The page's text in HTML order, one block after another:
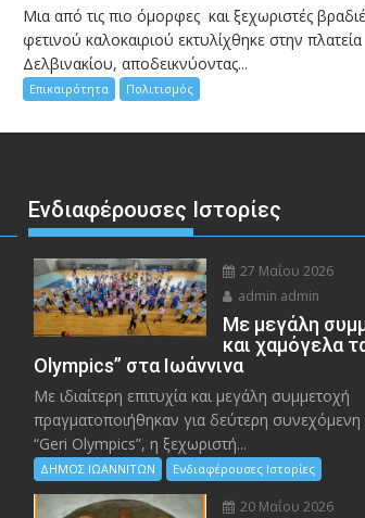
Μια από τις πιο όμορφες και ξεχωριστές
φετινού καλοκαιριού εκτυλίχθηκε στην πλατεία
Δελβινακίου, αποδεικνύοντας...
Επικαιρότητα Πολιτισμός
Ενδιαφέρουσες Ιστορίες
27 Μαΐου 2026
admin admin
Με μεγάλη
και χαμόγελα
Olympics” στα Ιωάννινα
Με ιδιαίτερη επιτυχία και μεγάλη συμμετοχή
πραγματοποιήθηκαν για δεύτερη συνεχόμενη
“Geri Olympics”, η ξεχωριστή...
ΔΗΜΟΣ ΙΩΑΝΝΙΤΩΝ Ενδιαφέρουσες Ιστορίες
20 Μαΐου 2026